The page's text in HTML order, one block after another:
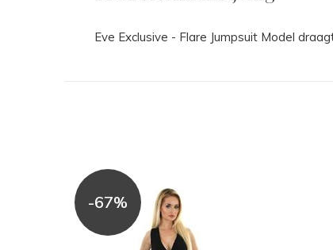
Eve Exclusive - Flare Jumpsuit Model
-67%